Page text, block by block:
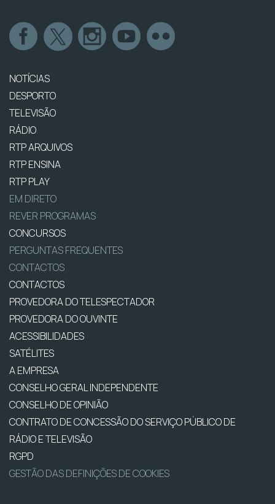
NOTÍCIAS
DESPORTO
TELEVISÃO
RÁDIO
RTP ARQUIVOS
RTP ENSINA
RTP PLAY
EM DIRETO
REVER PROGRAMAS
CONCURSOS
PERGUNTAS FREQUENTES
CONTACTOS
CONTACTOS
PROVEDORA DO TELESPECTADOR
PROVEDORA DO OUVINTE
ACESSIBILIDADES
SATÉLITES
A EMPRESA
CONSELHO GERAL INDEPENDENTE
CONSELHO DE OPINIÃO
CONTRATO DE CONCESSÃO DO SERVIÇO PÚBLICO DE
RÁDIO E TELEVISÃO
RGPD
GESTÃO DAS DEFINIÇÕES DE COOKIES